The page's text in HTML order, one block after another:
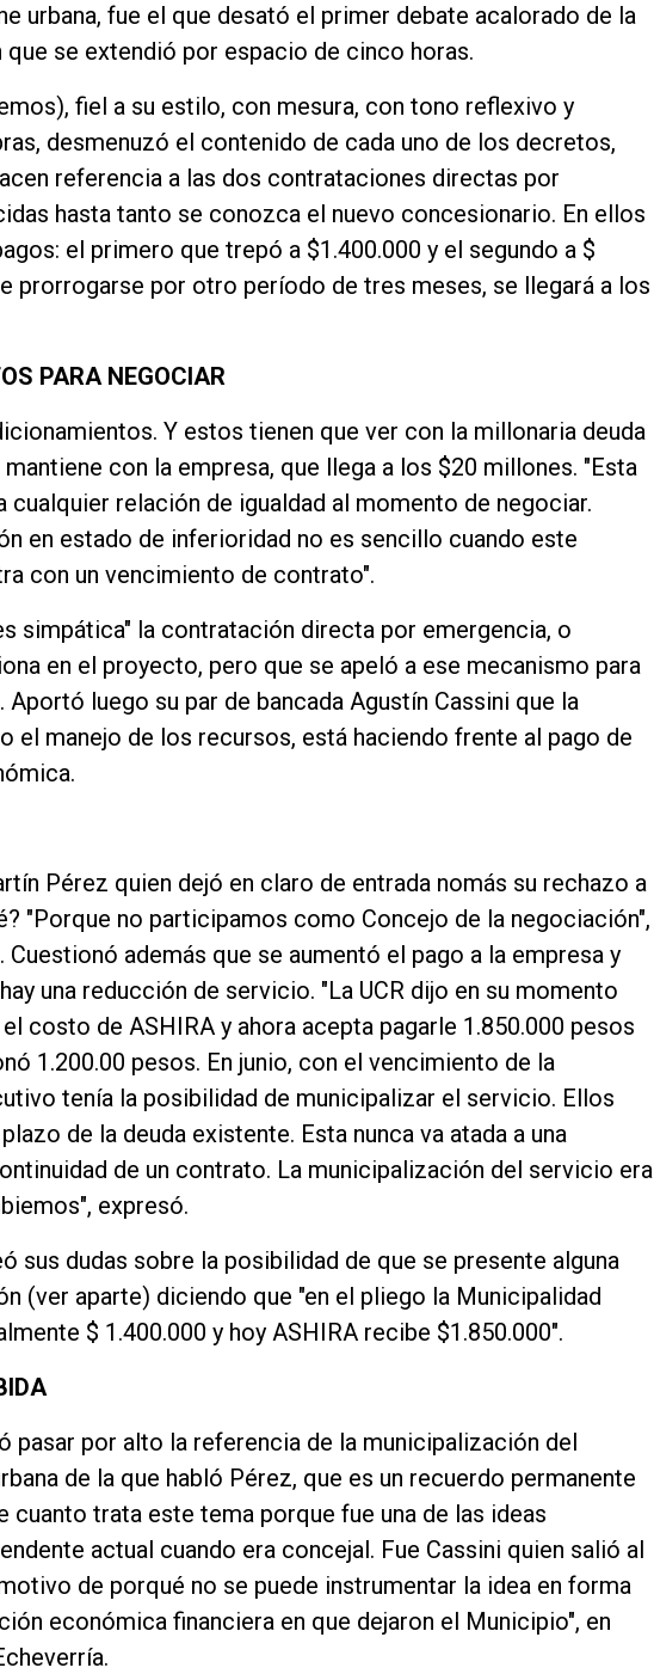
urbana, fue el que desató el primer debate acalorado de la
que se extendió por espacio de cinco horas.
fiel a su estilo, con mesura, con tono reflexivo y
desmenuzó el contenido de cada uno de los decretos,
referencia a las dos contrataciones directas por
hasta tanto se conozca el nuevo concesionario. En ellos
el primero que trepó a $1.400.000 y el segundo a $
prorrogarse por otro período de tres meses, se llegará a los
PARA NEGOCIAR
Y estos tienen que ver con la millonaria deuda
con la empresa, que llega a los $20 millones. "Esta
cualquier relación de igualdad al momento de negociar.
en estado de inferioridad no es sencillo cuando este
con un vencimiento de contrato".
simpática" la contratación directa por emergencia, o
en el proyecto, pero que se apeló a ese mecanismo para
luego su par de bancada Agustín Cassini que la
el manejo de los recursos, está haciendo frente al pago de
Pérez quien dejó en claro de entrada nomás su rechazo a
"Porque no participamos como Concejo de la negociación",
Cuestionó además que se aumentó el pago a la empresa y
una reducción de servicio. "La UCR dijo en su momento
costo de ASHIRA y ahora acepta pagarle 1.850.000 pesos
1.200.00 pesos. En junio, con el vencimiento de la
tenía la posibilidad de municipalizar el servicio. Ellos
de la deuda existente. Esta nunca va atada a una
de un contrato. La municipalización del servicio era
expresó.
sus dudas sobre la posibilidad de que se presente alguna
(ver aparte) diciendo que "en el pliego la Municipalidad
$ 1.400.000 y hoy ASHIRA recibe $1.850.000".
pasar por alto la referencia de la municipalización del
de la que habló Pérez, que es un recuerdo permanente
cuanto trata este tema porque fue una de las ideas
actual cuando era concejal. Fue Cassini quien salió al
de porqué no se puede instrumentar la idea en forma
económica financiera en que dejaron el Municipio", en